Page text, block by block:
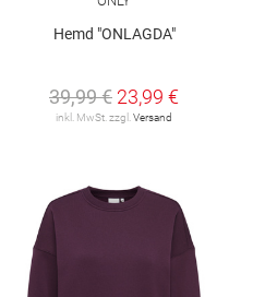
Hemd "ONLAGDA"
39,99 € 23,99 €
inkl. MwSt. zzgl. Versand